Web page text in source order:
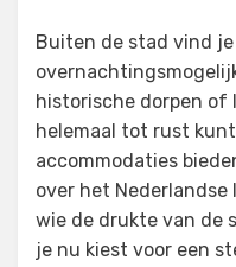
Buiten de stad vind
historische dorpen of
helemaal tot rust
accommodaties
over het
wie de drukte van de
je nu kiest voor een